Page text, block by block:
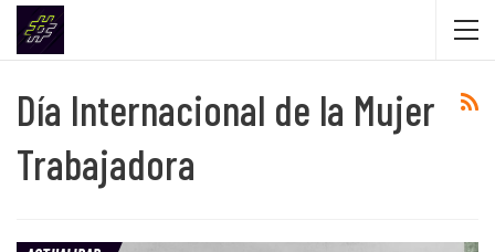
Día Internacional de la Mujer
Trabajadora